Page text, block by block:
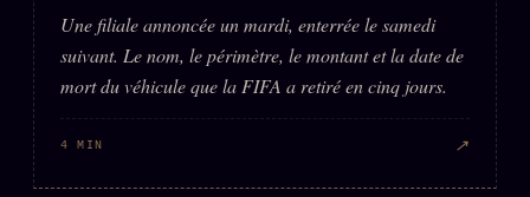
Une filiale annoncée un mardi, enterrée le samedi
suivant. Le nom, le périmètre, le montant et la date de
mort du véhicule que la FIFA a retiré en cinq jours.
4 MIN ↗